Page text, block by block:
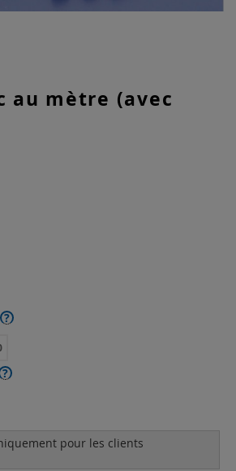
au mètre (avec
?
?
pour les clients